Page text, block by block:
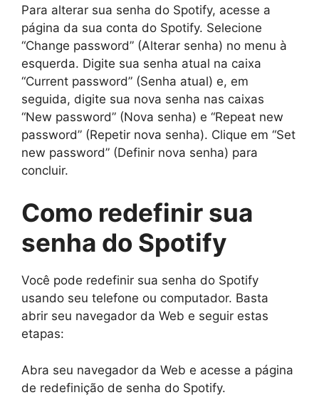
Para alterar sua senha do Spotify, acesse a
página da sua conta do Spotify. Selecione
“Change password” (Alterar senha) no menu à
esquerda. Digite sua senha atual na caixa
“Current password” (Senha atual) e, em
seguida, digite sua nova senha nas caixas
“New password” (Nova senha) e “Repeat new
password” (Repetir nova senha). Clique em “Set
new password” (Definir nova senha) para
concluir.
Como redefinir sua
senha do Spotify
Você pode redefinir sua senha do Spotify
usando seu telefone ou computador. Basta
abrir seu navegador da Web e seguir estas
etapas:
Abra seu navegador da Web e acesse a página
de redefinição de senha do Spotify.